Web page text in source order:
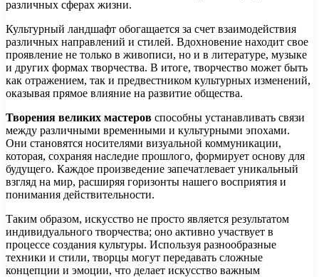
различных сферах жизни.
Культурный ландшафт обогащается за счет взаимодействия
различных направлений и стилей. Вдохновение находит свое
проявление не только в живописи, но и в литературе, музыке
и других формах творчества. В итоге, творчество может быть
как отражением, так и предвестником культурных изменений,
оказывая прямое влияние на развитие общества.
Творения великих мастеров способны устанавливать связи
между различными временными и культурными эпохами.
Они становятся носителями визуальной коммуникации,
которая, сохраняя наследие прошлого, формирует основу для
будущего. Каждое произведение запечатлевает уникальный
взгляд на мир, расширяя горизонты нашего восприятия и
понимания действительности.
Таким образом, искусство не просто является результатом
индивидуального творчества; оно активно участвует в
процессе создания культуры. Используя разнообразные
техники и стили, творцы могут передавать сложные
концепции и эмоции, что делает искусство важным